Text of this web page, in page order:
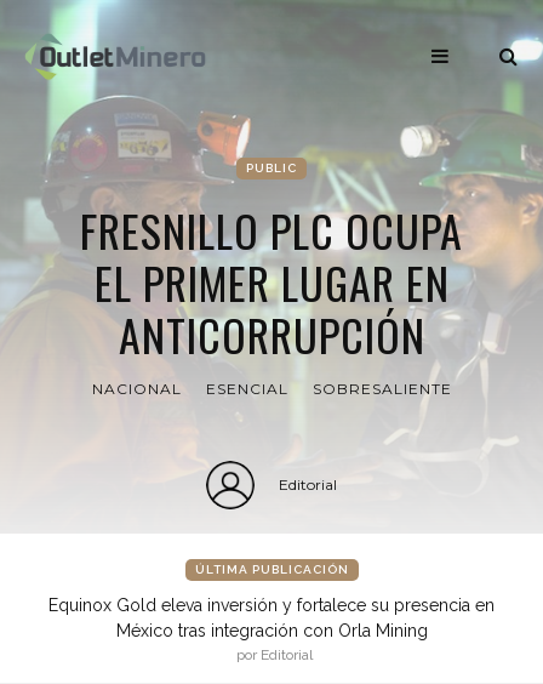
PUBLIC
FRESNILLO PLC OCUPA
EL PRIMER LUGAR EN
ANTICORRUPCIÓN
NACIONAL ESENCIAL SOBRESALIENTE
Editorial
ÚLTIMA PUBLICACIÓN
Equinox Gold eleva inversión y fortalece su presencia en
México tras integración con Orla Mining
por Editorial